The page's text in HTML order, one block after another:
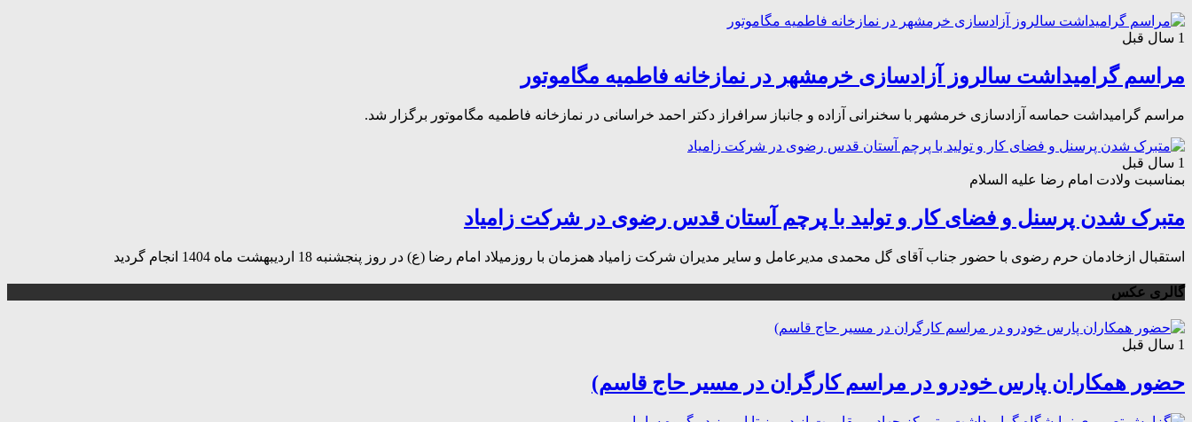
1 سال قبل
مراسم گرامیداشت سالروز آزادسازی خرمشهر در نمازخانه فاطمیه مگاموتور
مراسم گرامیداشت حماسه آزادسازی خرمشهر با سخنرانی آزاده و جانباز سرافراز دکتر احمد خراسانی در نمازخانه فاطمیه مگاموتور برگزار شد.
1 سال قبل
بمناسبت ولادت امام رضا علیه السلام
متبرک شدن پرسنل و فضای کار و تولید با پرچم آستان قدس رضوی در شرکت زامیاد
استقبال ازخادمان حرم رضوی با حضور جناب آقای گل محمدی مدیرعامل و سایر مدیران شرکت زامیاد همزمان با روزمیلاد امام رضا (ع) در روز پنجشنبه 18 اردیبهشت ماه 1404 انجام گردید
گالری عکس
1 سال قبل
حضور همکاران پارس خودرو در مراسم کارگران در مسیر حاج قاسم)